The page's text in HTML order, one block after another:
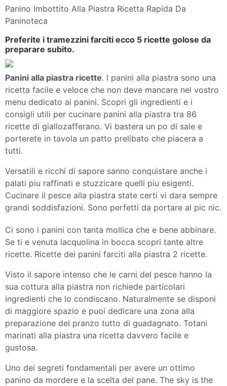
Panino Imbottito Alla Piastra Ricetta Rapida Da
Paninoteca
Preferite i tramezzini farciti ecco 5 ricette golose da
preparare subito.
Panini alla piastra ricette. I panini alla piastra sono una
ricetta facile e veloce che non deve mancare nel vostro
menu dedicato ai panini. Scopri gli ingredienti e i
consigli utili per cucinare panini alla piastra tra 86
ricette di giallozafferano. Vi bastera un po di sale e
porterete in tavola un patto prelibato che piacera a
tutti.
Versatili e ricchi di sapore sanno conquistare anche i
palati piu raffinati e stuzzicare quelli piu esigenti.
Cucinare il pesce alla piastra state certi vi dara sempre
grandi soddisfazioni. Sono perfetti da portare al pic nic.
Ci sono i panini con tanta mollica che e bene abbinare.
Se ti e venuta lacquolina in bocca scopri tante altre
ricette. Ricette dei panini farciti alla piastra 2 ricette.
Visto il sapore intenso che le carni del pesce hanno la
sua cottura alla piastra non richiede particolari
ingredienti che lo condiscano. Naturalmente se disponi
di maggiore spazio e puoi dedicare una zona alla
preparazione del pranzo tutto di guadagnato. Totani
marinati alla piastra una ricetta davvero facile e
gustosa.
Uno dei segreti fondamentali per avere un ottimo
panino da mordere e la scelta del pane. The sky is the